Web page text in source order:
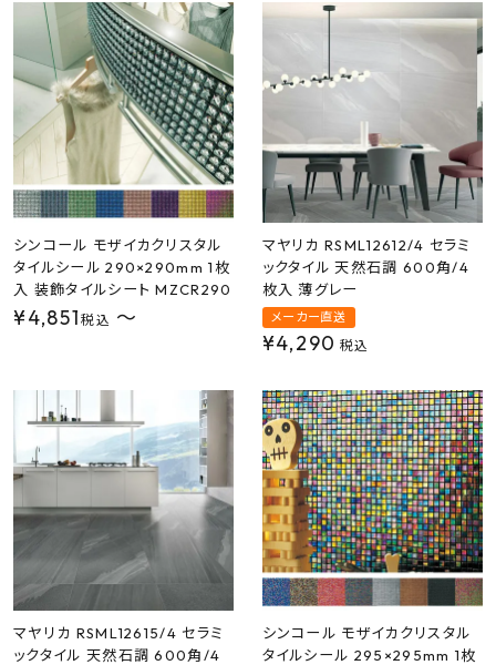
シンコール モザイカクリスタル
タイルシール 290×290mm 1枚
入 装飾タイルシート MZCR290
¥4,851 税込 〜
マヤリカ RSML12612/4 セラミ
ックタイル 天然石調 600角/4
枚入 薄グレー
メーカー直送
¥4,290 税込
マヤリカ RSML12615/4 セラミ
ックタイル 天然石調 600角/4
シンコール モザイカクリスタル
タイルシール 295×295mm 1枚